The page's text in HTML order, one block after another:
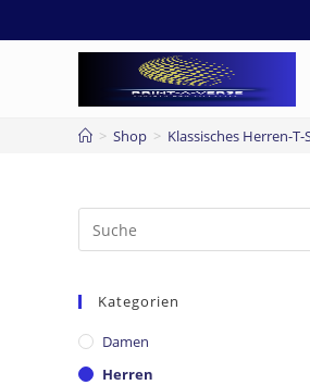
> Shop > Klassisches Herren-
Kategorien
Damen
Herren